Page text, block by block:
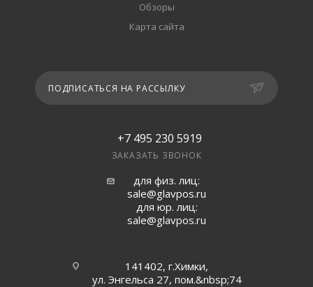
Обзоры
Карта сайта
ПОДПИСАТЬСЯ НА РАССЫЛКУ
+7 495 230 5919
ЗАКАЗАТЬ ЗВОНОК
для физ. лиц:
sale@glavpos.ru
для юр. лиц:
sale@glavpos.ru
141402, г.Химки,
ул. Энгельса 27, пом.&nbsp;74